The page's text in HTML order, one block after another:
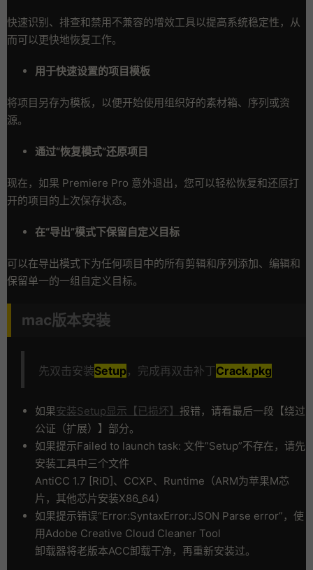
快速识别、排查和禁用不兼容的增效工具以提高系统稳定性，从
而可以更快地恢复工作。
用于快速设置的项目模板
将项目另存为模板，以便开始使用组织好的素材箱、序列或资
源。
通过“恢复模式”还原项目
现在，如果 Premiere Pro 意外退出，您可以轻松恢复和还原打
开的项目的上次保存状态。
在“导出”模式下保留自定义目标
可以在导出模式下为任何项目中的所有剪辑和序列添加、编辑和
保留单一的一组自定义目标。
mac版本安装
先双击安装Setup，完成再双击补丁Crack.pkg
如果安装Setup显示【已损坏】 报错，请看最后一段【绕过
公证（扩展）】部分。
如果提示Failed to launch task: 文件”Setup”不存在，请先
安装工具中三个文件
AntiCC 1.7 [RiD]、CCXP、Runtime（ARM为苹果M芯
片，其他芯片安装X86_64）
如果提示错误“Error:SyntaxError:JSON Parse error”，使
用Adobe Creative Cloud Cleaner Tool
卸载器将老版本ACC卸载干净，再重新安装过。